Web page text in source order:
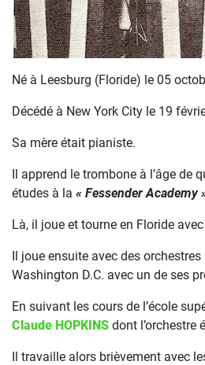
Né à Leesburg (Floride) le 05
Décédé à New York City le 19
Sa mère était pianiste.
Il apprend le trombone à l’âge de
études à la « Fessender Academy
Là, il joue et tourne en Floride avec
Il joue ensuite avec des
Washington D.C. avec un de ses
En suivant les cours de l’école
Claude HOPKINS dont l’orchestre
Il travaille alors brièvement avec